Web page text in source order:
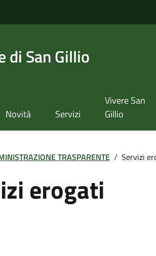
di San Gillio
Novità Servizi
Vivere San
Gillio
TRASPARENTE / Servizi
erogati